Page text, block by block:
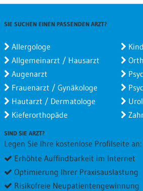
SIE SUCHEN EINEN PASSENDEN ARZT?
Allergologe
Allgemeinarzt / Hausarzt
Augenarzt
Frauenarzt / Gynäkologe
Hautarzt / Dermatologe
Kieferorthopäde
SIND SIE ARZT?
Legen Sie Ihre kostenlose Profilseite an:
Erhöhte Auffindbarkeit im Internet
Optimierung Ihrer Praxisauslastung
Risikofreie Neupatientengewinnung